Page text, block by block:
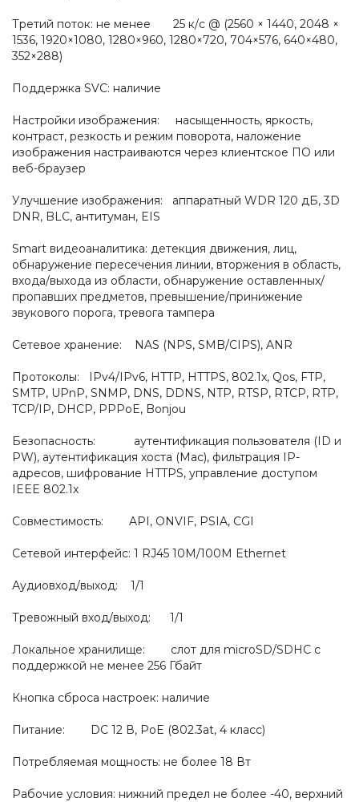
Третий поток: не менее 25 к/с @ (2560 × 1440, 2048 ×
1536, 1920×1080, 1280×960, 1280×720, 704×576, 640×480,
352×288)
Поддержка SVC: наличие
Настройки изображения: насыщенность, яркость,
контраст, резкость и режим поворота, наложение
изображения настраиваются через клиентское ПО или
веб-браузер
Улучшение изображения: аппаратный WDR 120 дБ, 3D
DNR, BLC, антитуман, EIS
Smart видеоаналитика: детекция движения, лиц,
обнаружение пересечения линии, вторжения в область,
входа/выхода из области, обнаружение оставленных/
пропавших предметов, превышение/принижение
звукового порога, тревога тампера
Сетевое хранение: NAS (NPS, SMB/CIPS), ANR
Протоколы: IPv4/IPv6, HTTP, HTTPS, 802.1x, Qos, FTP,
SMTP, UPnP, SNMP, DNS, DDNS, NTP, RTSP, RTCP, RTP,
TCP/IP, DHCP, PPPoE, Bonjou
Безопасность: аутентификация пользователя (ID и
PW), аутентификация хоста (Mac), фильтрация IP-
адресов, шифрование HTTPS, управление доступом
IEEE 802.1x
Совместимость: API, ONVIF, PSIA, CGI
Сетевой интерфейс: 1 RJ45 10M/100M Ethernet
Аудиовход/выход: 1/1
Тревожный вход/выход: 1/1
Локальное хранилище: слот для microSD/SDHC с
поддержкой не менее 256 Гбайт
Кнопка сброса настроек: наличие
Питание: DC 12 В, PoE (802.3at, 4 класс)
Потребляемая мощность: не более 18 Вт
Рабочие условия: нижний предел не более -40, верхний